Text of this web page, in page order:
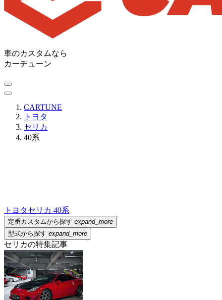
車のカスタムなら
カーチューン
CARTUNE
トヨタ
セリカ
40系
トヨタセリカ 40系
定番カスタムから探す expand_more
型式から探す expand_more
セリカの特集記事